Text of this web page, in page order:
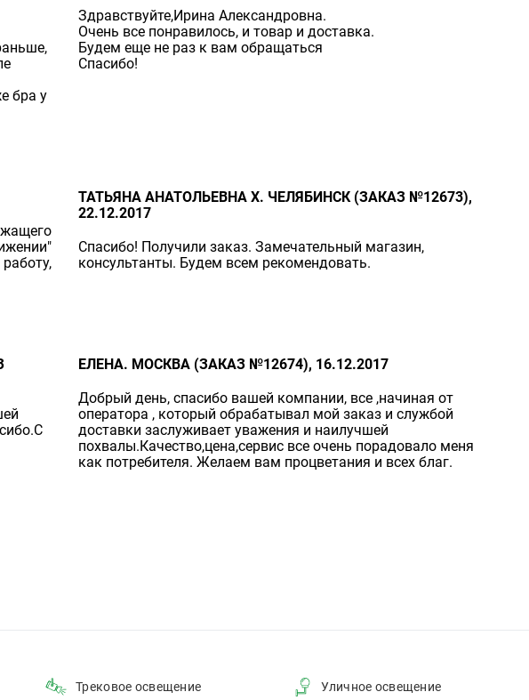
бра у
Здравствуйте,Ирина Александровна.
Очень все понравилось, и товар и доставка.
Будем еще не раз к вам обращаться
Спасибо!
ТАТЬЯНА АНАТОЛЬЕВНА Х. ЧЕЛЯБИНСК (ЗАКАЗ №12673),
22.12.2017
Спасибо! Получили заказ. Замечательный магазин,
консультанты. Будем всем рекомендовать.
ЕЛЕНА. МОСКВА (ЗАКАЗ №12674), 16.12.2017
Добрый день, спасибо вашей компании, все ,начиная от
оператора , который обрабатывал мой заказ и службой
доставки заслуживает уважения и наилучшей
похвалы.Качество,цена,сервис все очень порадовало меня
как потребителя. Желаем вам процветания и всех благ.
Трековое освещение Уличное освещение